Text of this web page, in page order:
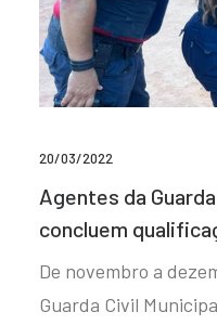
20/03/2022
Agentes da
concluem
De novembro a
Guarda Civil